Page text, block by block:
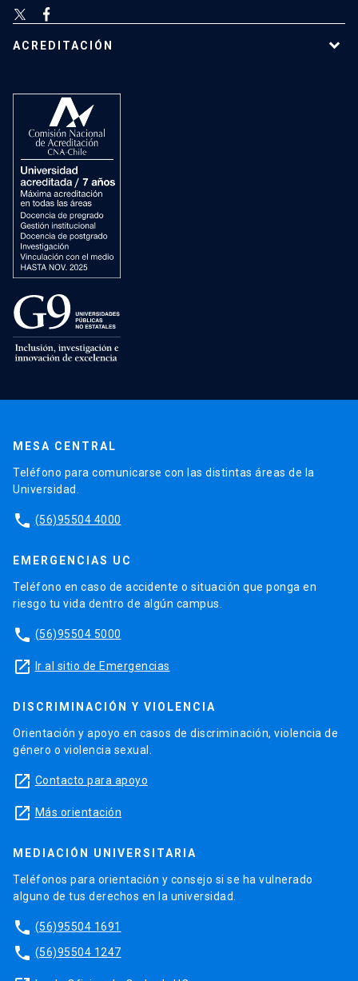
ACREDITACIÓN
MESA CENTRAL
Teléfono para comunicarse con las distintas áreas de la
Universidad.
phone (56)95504 4000
EMERGENCIAS UC
Teléfono en caso de accidente o situación que ponga en
riesgo tu vida dentro de algún campus.
phone (56)95504 5000
launch Ir al sitio de Emergencias
DISCRIMINACIÓN Y VIOLENCIA
Orientación y apoyo en casos de discriminación, violencia de
género o violencia sexual.
launch Contacto para apoyo
launch Más orientación
MEDIACIÓN UNIVERSITARIA
Teléfonos para orientación y consejo si se ha vulnerado
alguno de tus derechos en la universidad.
phone (56)95504 1691
phone (56)95504 1247